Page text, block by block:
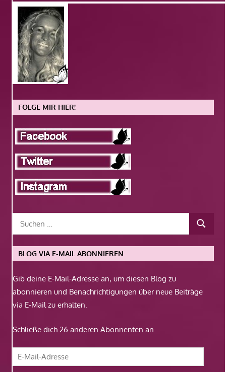
FOLGE MIR HIER!
BLOG VIA E-MAIL ABONNIEREN
Gib deine E-Mail-Adresse an, um diesen Blog zu
abonnieren und Benachrichtigungen über neue Beiträge
via E-Mail zu erhalten.
Schließe dich 26 anderen Abonnenten an
E-
Mail-